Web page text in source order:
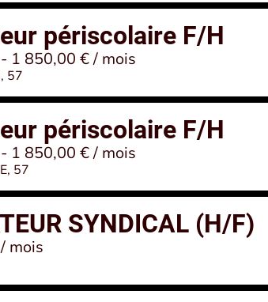
périscolaire F/H
1 850,00 € / mois
57
périscolaire F/H
1 850,00 € / mois
57
SYNDICAL (H/F)
mois